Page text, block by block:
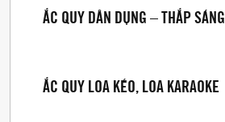
ẮC QUY DÂN DỤNG – THẮP SÁNG
ẮC QUY LOA KÉO, LOA KARAOKE